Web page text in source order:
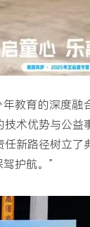
教育的深度融
术优势与公益
新路径树立了
护航。”